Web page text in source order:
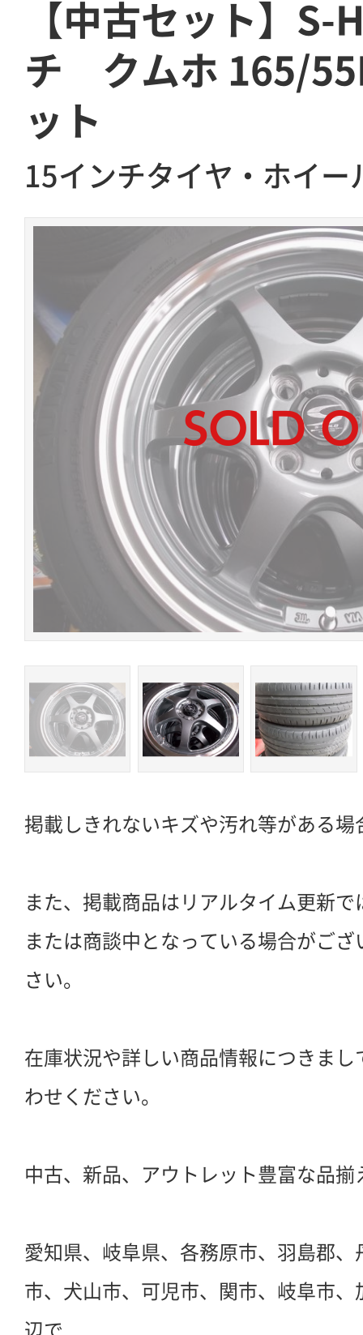
【中古セット】S-
チ クムホ 165/
ット
15インチタイヤ・ホイー
掲載しきれないキズや汚れ等がある場
また、掲載商品はリアルタイム更新
または商談中となっている場合がご
さい。
在庫状況や詳しい商品情報につきま
わせください。
中古、新品、アウトレット豊富な品揃
愛知県、岐阜県、各務原市、羽島郡
市、犬山市、可児市、関市、岐阜市
辺で